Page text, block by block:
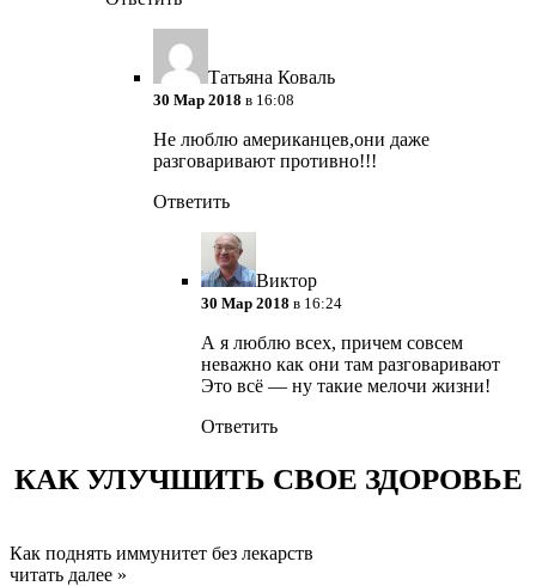
Татьяна Коваль
30 Мар 2018 в 16:08
Не люблю американцев,они даже
разговаривают противно!!!
Ответить
Виктор
30 Мар 2018 в 16:24
А я люблю всех, причем совсем
неважно как они там разговаривают
Это всё — ну такие мелочи жизни!
Ответить
КАК УЛУЧШИТЬ СВОЕ ЗДОРОВЬЕ
Как поднять иммунитет без лекарств
читать далее »